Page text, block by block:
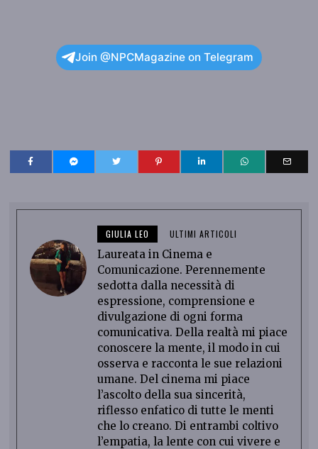
Join @NPCMagazine on Telegram
GIULIA LEO ULTIMI ARTICOLI
Laureata in Cinema e
Comunicazione. Perennemente
sedotta dalla necessità di
espressione, comprensione e
divulgazione di ogni forma
comunicativa. Della realtà mi piace
conoscere la mente, il modo in cui
osserva e racconta le sue relazioni
umane. Del cinema mi piace
l’ascolto della sua sincerità,
riflesso enfatico di tutte le menti
che lo creano. Di entrambi coltivo
l’empatia, la lente con cui vivere e